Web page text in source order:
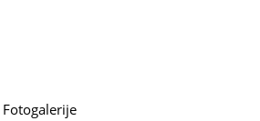
Fotogalerije